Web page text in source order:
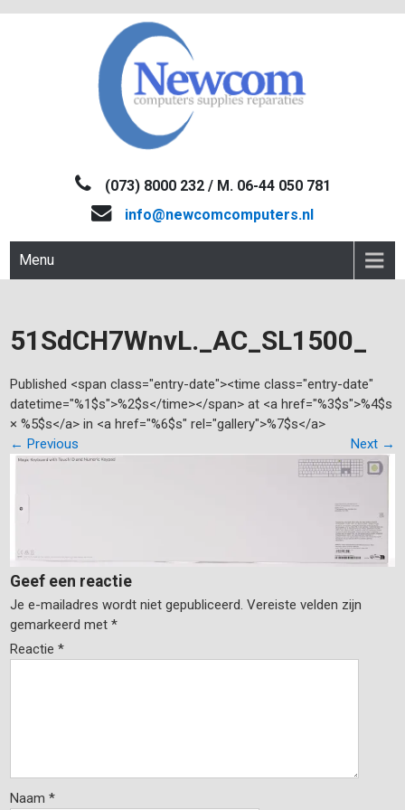
NEWCOM(073) 8000 232 / M. 06-44 050 781
info@newcomcomputers.nl
Menu
51SdCH7WnvL._AC_SL1500_
Published <span class="entry-date"><time class="entry-date"
datetime="%1$s">%2$s</time></span> at <a href="%3$s">%4$s
× %5$s</a> in <a href="%6$s" rel="gallery">%7$s</a>
← Previous Next →
Geef een reactie
Je e-mailadres wordt niet gepubliceerd. Vereiste velden zijn
gemarkeerd met*
Reactie*
Naam*